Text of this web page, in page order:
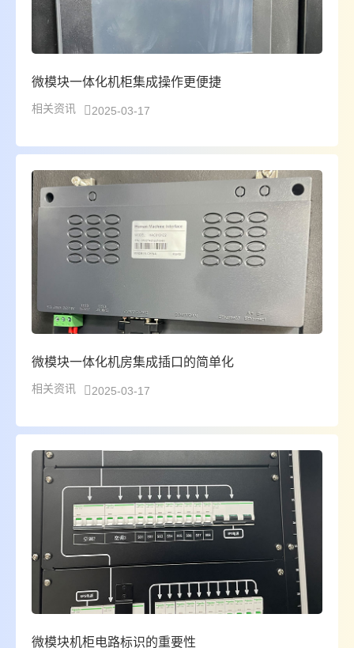
微模块一体化机柜集成操作更便捷
相关资讯 2025-03-17
微模块一体化机房集成插口的简单化
相关资讯 2025-03-17
微模块机柜电路标识的重要性